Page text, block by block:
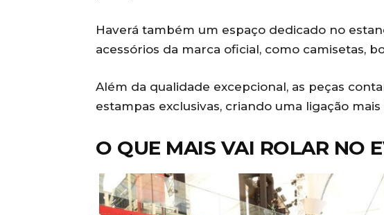
Haverá também um espaço dedicado no
acessórios da marca oficial, como camisetas,
Além da qualidade excepcional, as peças
estampas exclusivas, criando uma ligação
O QUE MAIS VAI ROLAR NO